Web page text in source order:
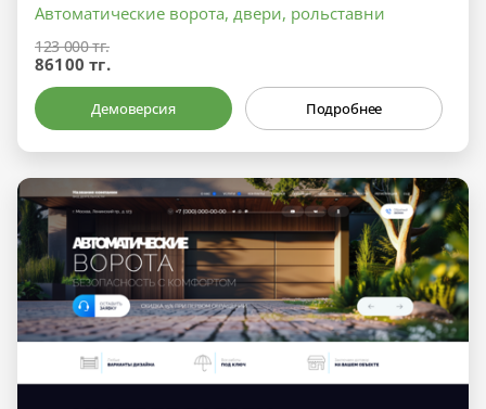
Автоматические ворота, двери, рольставни
123 000 тг.
86100 тг.
Демоверсия Подробнее